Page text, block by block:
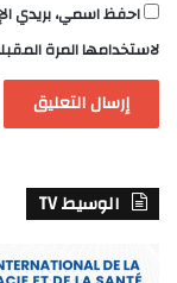
احفظ اسمي، بريدي
لاستخدامها المرة
الوسيط TV